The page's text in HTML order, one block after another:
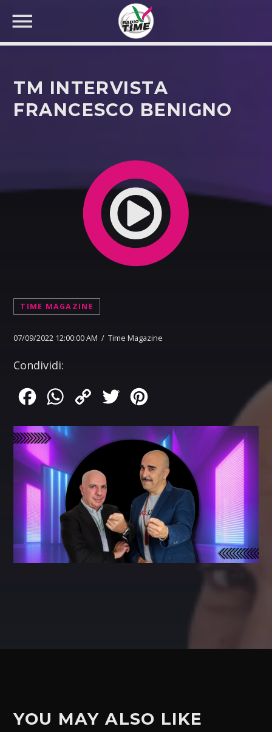
TM INTERVISTA
FRANCESCO BENIGNO
TIME MAGAZINE
07/09/2022 12:00:00 AM / Time Magazine
Condividi:
FacebookWhatsApp
Copy
Twitter
YOU MAY ALSO LIKE